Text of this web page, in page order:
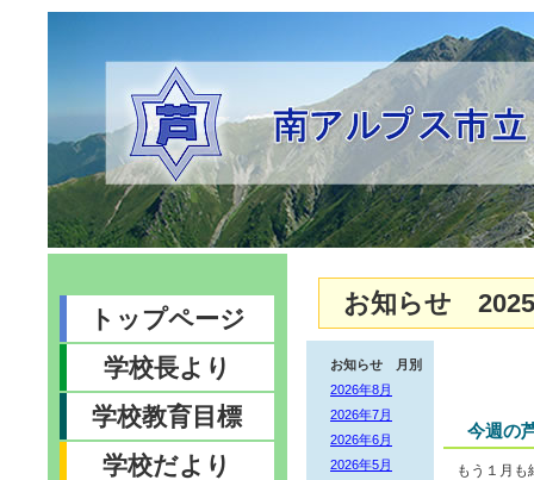
トップページ
学校長より
学校教育目標
学校だより
お知らせ
お知らせ 月別
2026年8月
2026年7月
2026年6月
2026年5月
今週の
もう１月も